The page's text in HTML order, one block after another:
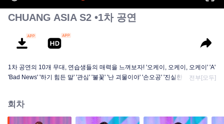
CHUANG ASIA S2 •1차 공연
1차 공연의 10개 무대, 연습생들의 매력을 느껴보자! '오케이, 오케이, 오케이' 'A'
'Bad News' '하기 힘든 말' '관심' '불꽃' '난 괴물이야' '손오공' '진실한 사랑' '달빛
전부[모두]
회차